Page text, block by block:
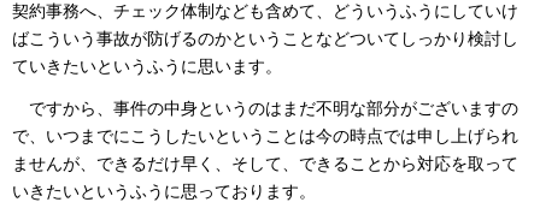
契約事務へ、チェック体制なども含めて、どういうふうにしていけ
ばこういう事故が防げるのかということなどついてしっかり検討し
ていきたいというふうに思います。
ですから、事件の中身というのはまだ不明な部分がございますの
で、いつまでにこうしたいということは今の時点では申し上げられ
ませんが、できるだけ早く、そして、できることから対応を取って
いきたいというふうに思っております。